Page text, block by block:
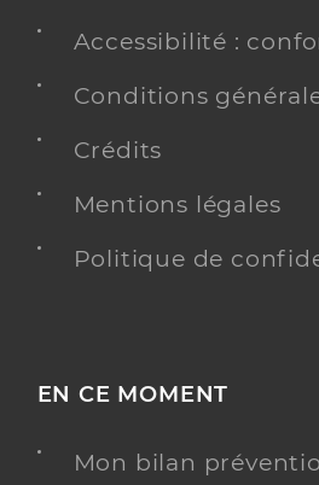
Accessibilité :
Conditions
Crédits
Mentions légales
Politique de
EN CE MOMENT
Mon bilan